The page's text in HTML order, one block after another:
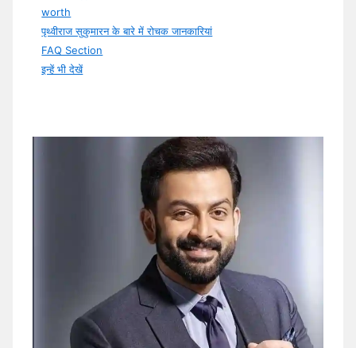
worth
पृथ्वीराज सुकुमारन के बारे में रोचक जानकारियां
FAQ Section
इन्हें भी देखें